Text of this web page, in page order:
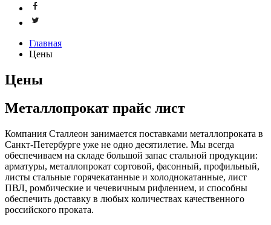
Главная
Цены
Цены
Металлопрокат прайс лист
Компания Сталлеон занимается поставками металлопроката в
Санкт-Петербурге уже не одно десятилетие. Мы всегда
обеспечиваем на складе большой запас стальной продукции:
арматуры, металлопрокат сортовой, фасонный, профильный,
листы стальные горячекатанные и холоднокатанные, лист
ПВЛ, ромбические и чечевичным рифлением, и способны
обеспечить доставку в любых количествах качественного
российского проката.